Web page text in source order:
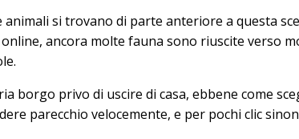
si trovano di parte anteriore a questa
ancora molte fauna sono riuscite verso
borgo privo di uscire di casa, ebbene come
parecchio velocemente, e per pochi clic